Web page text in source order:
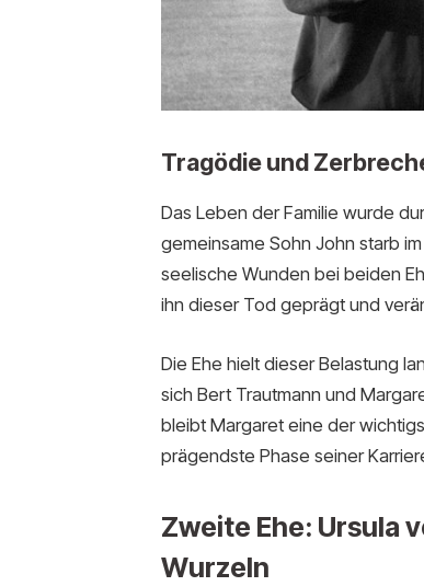
Tragödie und
Das Leben der Familie wurde
gemeinsame Sohn John starb
seelische Wunden bei beiden
ihn dieser Tod geprägt und
Die Ehe hielt dieser Belastung
sich Bert Trautmann und
bleibt Margaret eine der
prägendste Phase seiner
Zweite Ehe: Ursula
Wurzeln